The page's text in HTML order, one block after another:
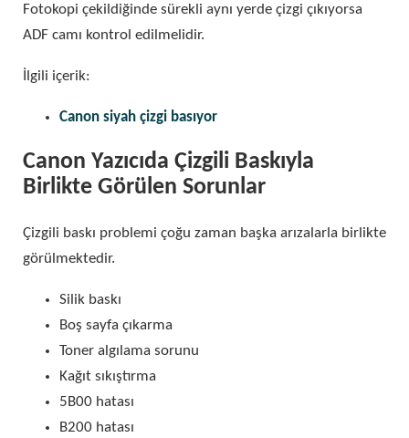
Fotokopi çekildiğinde sürekli aynı yerde çizgi çıkıyorsa
ADF camı kontrol edilmelidir.
İlgili içerik:
Canon siyah çizgi basıyor
Canon Yazıcıda Çizgili Baskıyla
Birlikte Görülen Sorunlar
Çizgili baskı problemi çoğu zaman başka arızalarla birlikte
görülmektedir.
Silik baskı
Boş sayfa çıkarma
Toner algılama sorunu
Kağıt sıkıştırma
5B00 hatası
B200 hatası